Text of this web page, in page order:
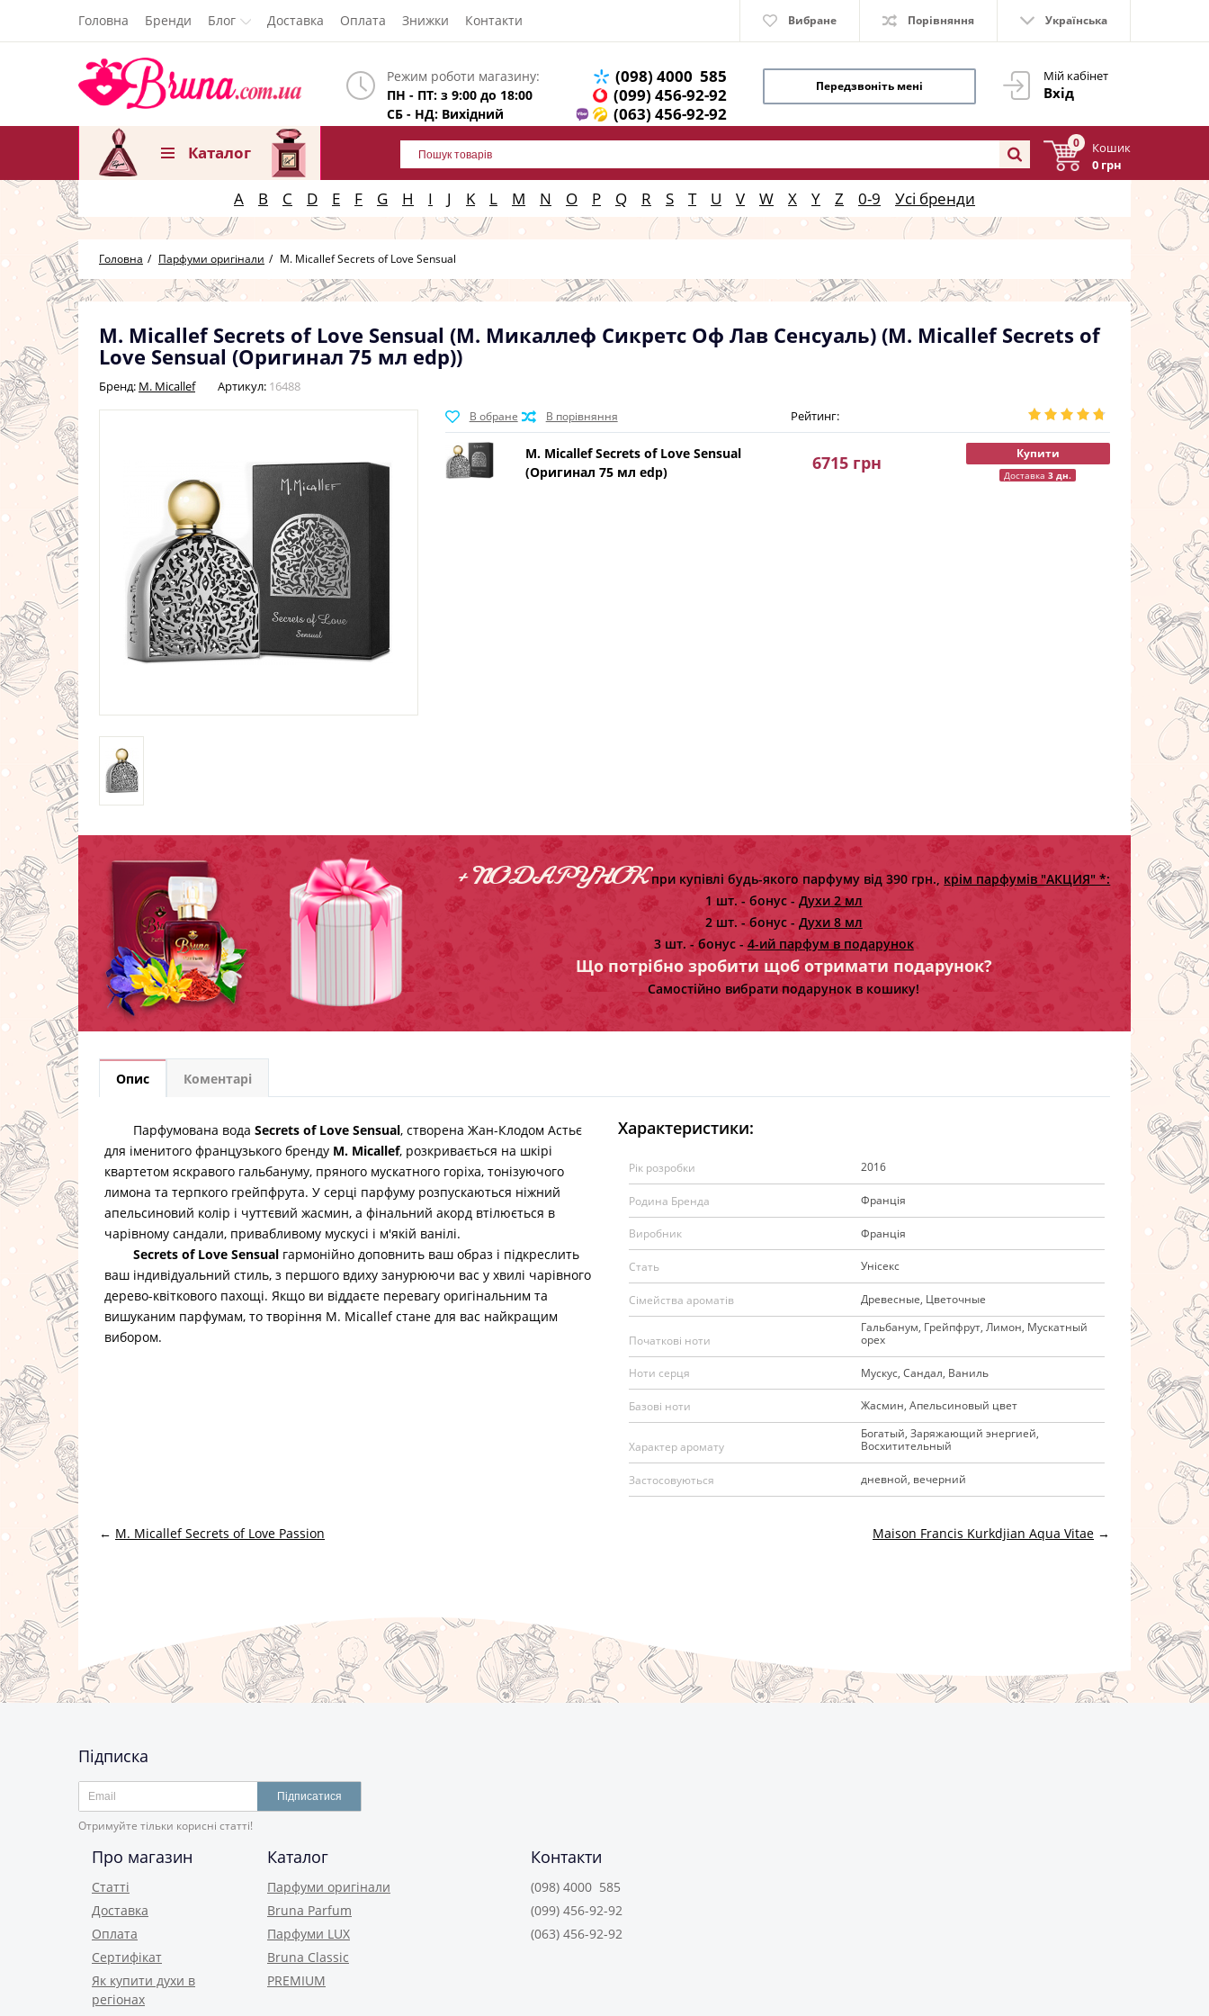
Головна Бренди Блог Доставка Оплата Знижки Контакти Вибране Порівняння Українська
Мій кабінет
Вхід
Режим роботи магазину:
ПН - ПТ: з 9:00 до 18:00
СБ - НД: Вихідний
(098) 4000 585
(099) 456-92-92
(063) 456-92-92
Передзвоніть мені
0
Кошик
0 грн
Каталог
A B C D E F G H I J K L M N O P Q R S T U V W X Y Z 0-9 Усі бренди
Головна Парфуми оригінали M. Micallef Secrets of Love Sensual
M. Micallef Secrets of Love Sensual (М. Микаллеф Сикретс Оф Лав Сенсуаль) (M. Micallef Secrets of
Love Sensual (Оригинал 75 мл edp))
Бренд: M. Micallef Артикул: 16488
Рейтинг:
M. Micallef Secrets of Love Sensual
(Оригинал 75 мл edp)
6715 грн Купити
Доставка3 дн.
+ ПОДАРУНОКпри купівлі будь-якого парфуму від 390 грн., крім парфумів "АКЦИЯ" *:
1 шт. - бонус - Духи 2 мл
2 шт. - бонус - Духи 8 мл
3 шт. - бонус - 4-ий парфум в подарунок
Що потрібно зробити щоб отримати подарунок?
Самостійно вибрати подарунок в кошику!
Опис Коментарі
Парфумована вода Secrets of Love Sensual, створена Жан-Клодом Астьє
для іменитого французького бренду M. Micallef, розкривається на шкірі
квартетом яскравого гальбануму, пряного мускатного горіха, тонізуючого
лимона та терпкого грейпфрута. У серці парфуму розпускаються ніжний
апельсиновий колір і чуттєвий жасмин, а фінальний акорд втілюється в
чарівному сандали, привабливому мускусі і м'якій ванілі.
Secrets of Love Sensual гармонійно доповнить ваш образ і підкреслить
ваш індивідуальний стиль, з першого вдиху занурюючи вас у хвилі чарівного
дерево-квіткового пахощі. Якщо ви віддаєте перевагу оригінальним та
вишуканим парфумам, то творіння M. Micallef стане для вас найкращим
вибором.
Характеристики:
Рік розробки 2016
Родина Бренда Франція
Виробник Франція
Стать Унісекс
Сімейства ароматів Древесные, Цветочные
Початкові ноти
Гальбанум, Грейпфрут, Лимон, Мускатный
орех
Ноти серця Мускус, Сандал, Ваниль
Базові ноти Жасмин, Апельсиновый цвет
Характер аромату
Богатый, Заряжающий энергией,
Восхитительный
Застосовуються дневной, вечерний
← M. Micallef Secrets of Love Passion Maison Francis Kurkdjian Aqua Vitae →
Підписка
Підписатися
Отримуйте тільки корисні статті!
Про магазин
Статті
Доставка
Оплата
Сертифікат
Як купити духи в
регіонах
Каталог
Парфуми оригінали
Bruna Parfum
Парфуми LUX
Bruna Classic
PREMIUM
Контакти
(098) 4000 585
(099) 456-92-92
(063) 456-92-92